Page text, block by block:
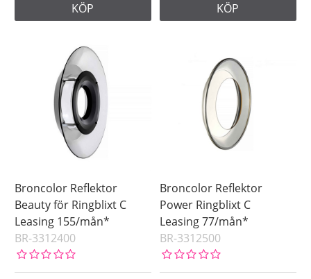
KÖP KÖP
Broncolor Reflektor
Beauty för Ringblixt C
Leasing 155/mån*
BR-3312400
Broncolor Reflektor
Power Ringblixt C
Leasing 77/mån*
BR-3312500